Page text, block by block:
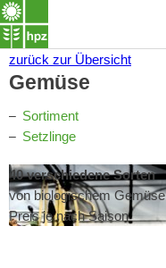
zurück zur Übersicht
Gemüse
Sortiment
Setzlinge
40 verschiedene Sorten
von biologischem Gemüse
Preis je nach Saison